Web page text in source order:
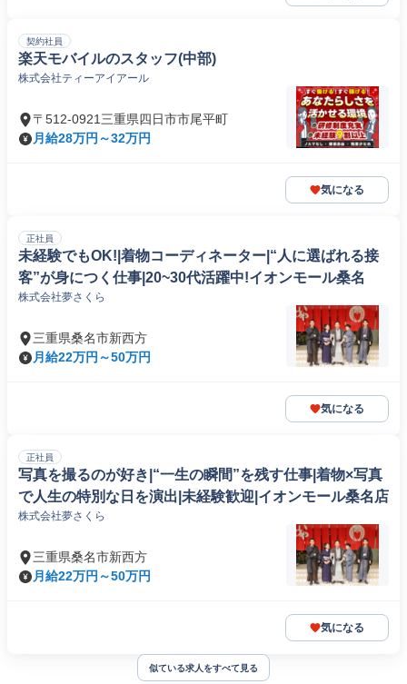
契約社員
楽天モバイルのスタッフ(中部)
株式会社ティーアイアール
〒512-0921三重県四日市市尾平町
月給28万円～32万円
気になる
正社員
未経験でもOK!|着物コーディネーター|“人に選ばれる接
客”が身につく仕事|20~30代活躍中!イオンモール桑名
株式会社夢さくら
三重県桑名市新西方
月給22万円～50万円
気になる
正社員
写真を撮るのが好き|“一生の瞬間”を残す仕事|着物×写真
で人生の特別な日を演出|未経験歓迎|イオンモール桑名店
株式会社夢さくら
三重県桑名市新西方
月給22万円～50万円
気になる
似ている求人をすべて見る